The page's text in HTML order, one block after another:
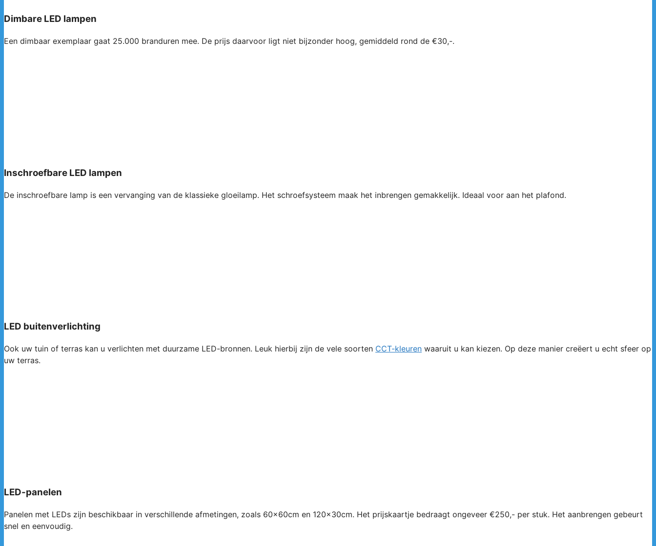
Dimbare LED lampen
Een dimbaar exemplaar gaat 25.000 branduren mee. De prijs daarvoor ligt niet bijzonder hoog, gemiddeld rond de €30,-.
Inschroefbare LED lampen
De inschroefbare lamp is een vervanging van de klassieke gloeilamp. Het schroefsysteem maak het inbrengen gemakkelijk. Ideaal voor aan het plafond.
LED buitenverlichting
Ook uw tuin of terras kan u verlichten met duurzame LED-bronnen. Leuk hierbij zijn de vele soorten CCT-kleuren waaruit u kan kiezen. Op deze manier creëert u echt sfeer op
uw terras.
LED-panelen
Panelen met LEDs zijn beschikbaar in verschillende afmetingen, zoals 60x60cm en 120x30cm. Het prijskaartje bedraagt ongeveer €250,- per stuk. Het aanbrengen gebeurt
snel en eenvoudig.